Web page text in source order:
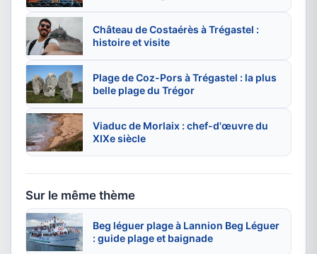
Château de Costaérès à Trégastel :
histoire et visite
Plage de Coz-Pors à Trégastel : la plus
belle plage du Trégor
Viaduc de Morlaix : chef-d'œuvre du
XIXe siècle
Sur le même thème
Beg léguer plage à Lannion Beg Léguer
: guide plage et baignade